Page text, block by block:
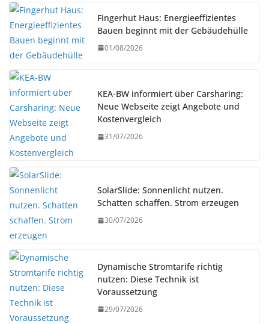
Fingerhut Haus: Energieeffizientes
Bauen beginnt mit der Gebäudehülle
01/08/2026
KEA-BW informiert über Carsharing:
Neue Webseite zeigt Angebote und
Kostenvergleich
31/07/2026
SolarSlide: Sonnenlicht nutzen.
Schatten schaffen. Strom erzeugen
30/07/2026
Dynamische Stromtarife richtig
nutzen: Diese Technik ist
Voraussetzung
29/07/2026